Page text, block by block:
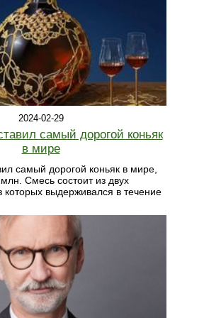
2024-02-29
самый дорогой коньяк
в мире
самый дорогой коньяк в мире,
Смесь состоит из двух
выдерживался в течение